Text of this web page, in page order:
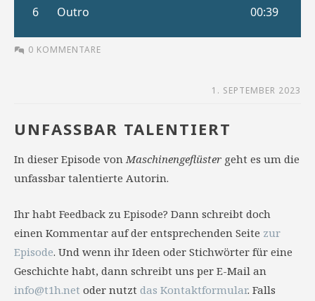
0 KOMMENTARE
1. SEPTEMBER 2023
UNFASSBAR TALENTIERT
In dieser Episode vonMaschinengeflüster geht es um die
unfassbar talentierte Autorin.
Ihr habt Feedback zu Episode? Dann schreibt doch
einen Kommentar auf der entsprechenden Seite zur
Episode. Und wenn ihr Ideen oder Stichwörter für eine
Geschichte habt, dann schreibt uns per E-Mail an
info@t1h.net oder nutzt das Kontaktformular. Falls